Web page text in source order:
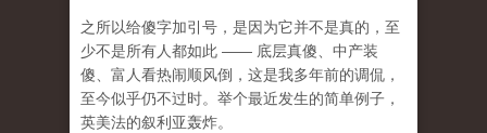
之所以给傻字加引号，是因为它并不是真的，至
少不是所有人都如此 —— 底层真傻、中产装
傻、富人看热闹顺风倒，这是我多年前的调侃，
至今似乎仍不过时。举个最近发生的简单例子，
英美法的叙利亚轰炸。